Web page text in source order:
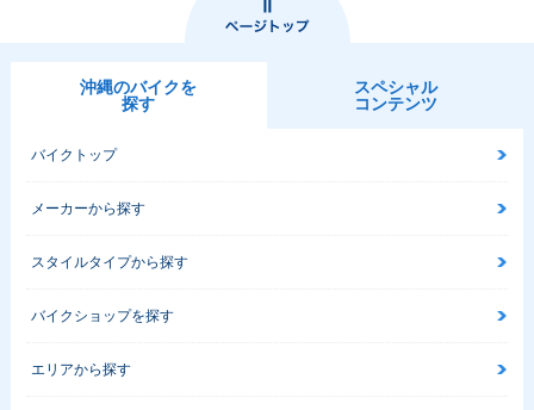
沖縄のバイクを
探す
スペシャル
コンテンツ
バイクトップ
メーカーから探す
スタイルタイプから探す
バイクショップを探す
エリアから探す